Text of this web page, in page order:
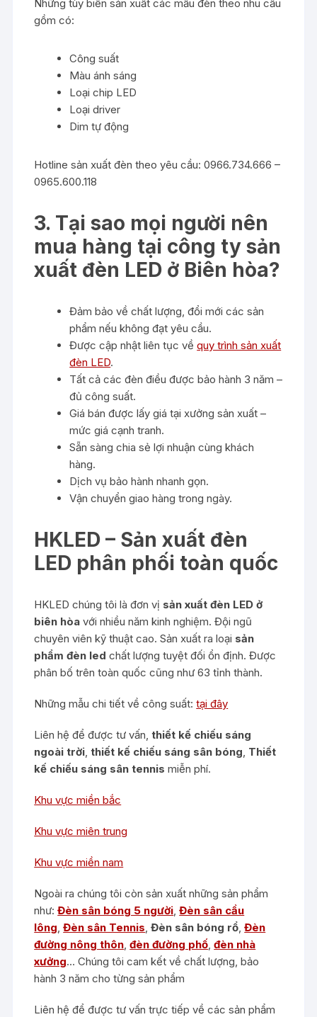
Những tùy biến sản xuất các mẫu đèn theo nhu cầu
gồm có:
Công suất
Màu ánh sáng
Loại chip LED
Loại driver
Dim tự động
Hotline sản xuất đèn theo yêu cầu: 0966.734.666 –
0965.600.118
3. Tại sao mọi người nên
mua hàng tại công ty sản
xuất đèn LED ở Biên hòa?
Đảm bảo về chất lượng, đổi mới các sản
phẩm nếu không đạt yêu cầu.
Được cập nhật liên tục vềquy trình sản xuất
đèn LED.
Tất cả các đèn điều được bảo hành 3 năm –
đủ công suất.
Giá bán được lấy giá tại xưởng sản xuất –
mức giá cạnh tranh.
Sẵn sàng chia sẻ lợi nhuận cùng khách
hàng.
Dịch vụ bảo hành nhanh gọn.
Vận chuyển giao hàng trong ngày.
HKLED – Sản xuất đèn
LED phân phối toàn quốc
HKLED chúng tôi là đơn vị sản xuất đèn LED ở
biên hòa với nhiều năm kinh nghiệm. Đội ngũ
chuyên viên kỹ thuật cao. Sản xuất ra loại sản
phẩm đèn led chất lượng tuyệt đối ổn định. Được
phân bố trên toàn quốc cũng như 63 tỉnh thành.
Những mẫu chi tiết về công suất:tại đây
Liên hệ để được tư vấn,thiết kế chiếu sáng
ngoài trời,thiết kế chiếu sáng sân bóng, Thiết
kế chiếu sáng sân tennis miễn phí.
Khu vực miền bắc
Khu vực miên trung
Khu vực miền nam
Ngoài ra chúng tôi còn sản xuất những sản phẩm
như:Đèn sân bóng 5 người,Đèn sân cầu
lông,Đèn sân Tennis,Đèn sân bóng rổ,Đèn
đường nông thôn,đèn đường phố,đèn nhà
xưởng… Chúng tôi cam kết về chất lượng, bảo
hành 3 năm cho từng sản phẩm
Liên hệ để được tư vấn trực tiếp về các sản phẩm